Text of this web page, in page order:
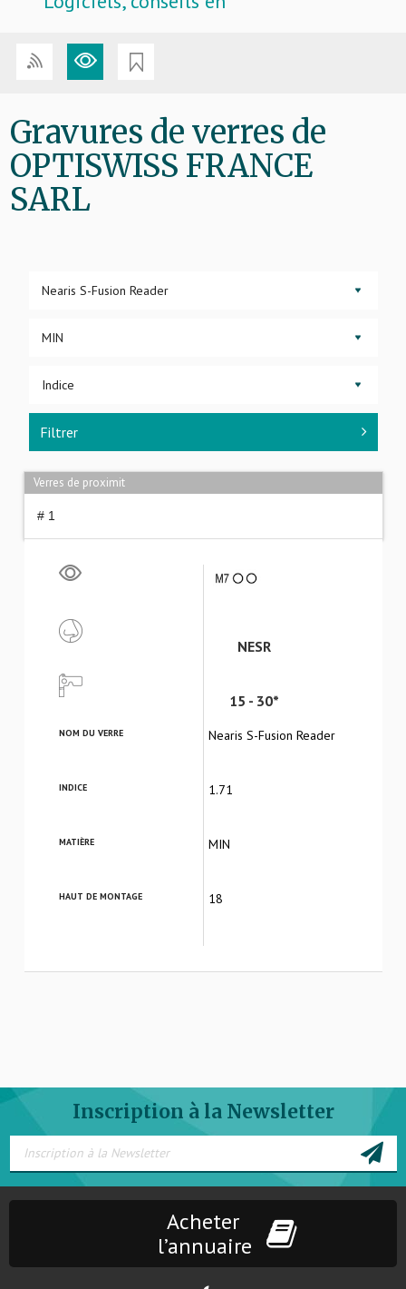
Montures
Gravures de verres de
OPTISWISS FRANCE
SARL
Filtrer
Verres de proximit
# 1
NESR
15 - 30*
NOM DU VERRE Nearis S-Fusion Reader
INDICE 1.71
MATIÈRE MIN
HAUT DE MONTAGE 18
Inscription à la Newsletter
Acheter
l’annuaire